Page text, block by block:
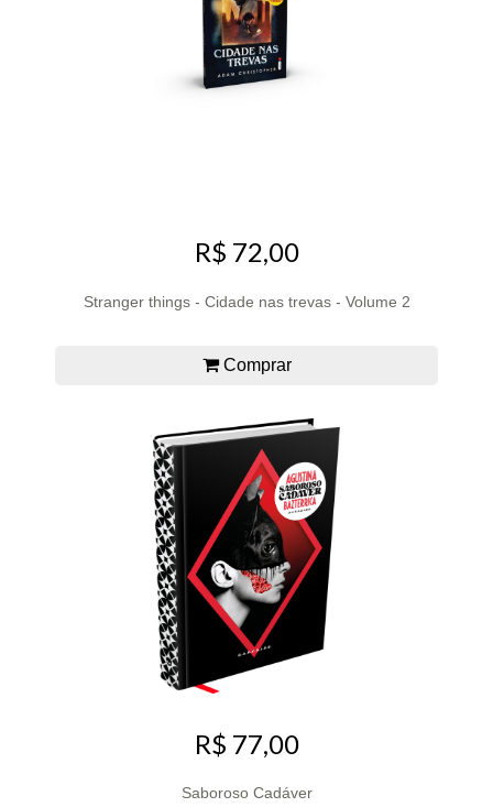
R$ 72,00
Stranger things - Cidade nas trevas - Volume 2
Comprar
R$ 77,00
Saboroso Cadáver